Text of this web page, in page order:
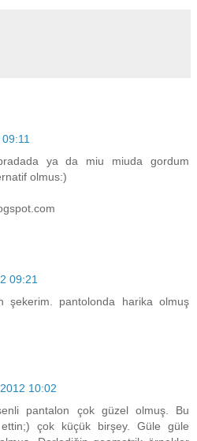
ya da miu miuda gordum
olmus:)
09:21
şekerim. pantolonda harika olmuş
10:02
pantalon çok güzel olmuş. Bu
çok küçük birşey. Güle güle